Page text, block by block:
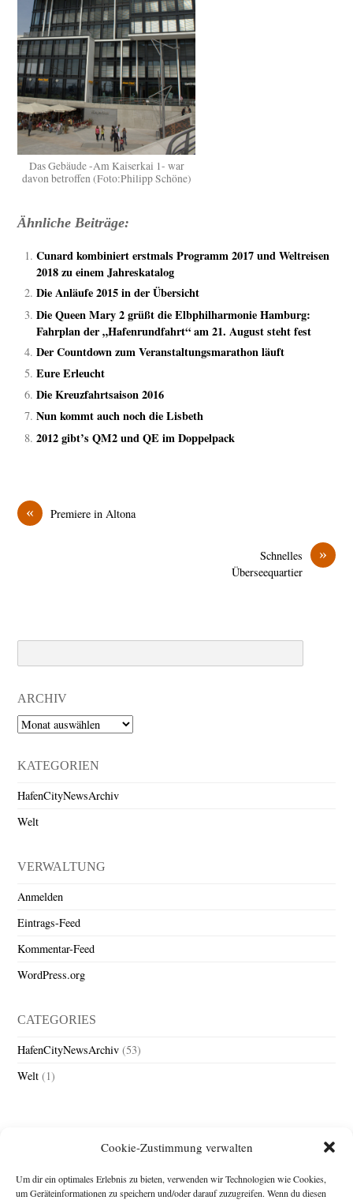
Cookie-Zustimmung verwalten
Um dir ein optimales Erlebnis zu bieten, verwenden wir Technologien wie Cookies,
um Geräteinformationen zu speichern und/oder darauf zuzugreifen. Wenn du diesen
Das Gebäude -Am Kaiserkai 1- war
davon betroffen (Foto:Philipp Schöne)
Ähnliche Beiträge:
Cunard kombiniert erstmals Programm 2017 und Weltreisen
2018 zu einem Jahreskatalog
Die Anläufe 2015 in der Übersicht
Die Queen Mary 2 grüßt die Elbphilharmonie Hamburg:
Fahrplan der „Hafenrundfahrt“ am 21. August steht fest
Der Countdown zum Veranstaltungsmarathon läuft
Eure Erleucht
Die Kreuzfahrtsaison 2016
Nun kommt auch noch die Lisbeth
2012 gibt’s QM2 und QE im Doppelpack
« Premiere in Altona
»
Schnelles
Überseequartier
ARCHIV
Archiv
KATEGORIEN
HafenCityNewsArchiv
Welt
VERWALTUNG
Anmelden
Eintrags-Feed
Kommentar-Feed
WordPress.org
CATEGORIES
HafenCityNewsArchiv (53)
Welt (1)